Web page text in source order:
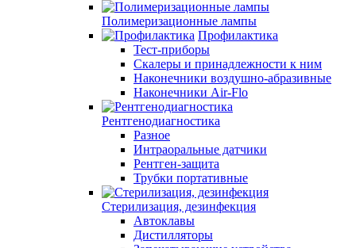
Полимеризационные лампы
Профилактика
Тест-приборы
Скалеры и принадлежности к ним
Наконечники воздушно-абразивные
Наконечники Air-Flo
Рентгенодиагностика
Разное
Интраоральные датчики
Рентген-защита
Трубки портативные
Стерилизация, дезинфекция
Автоклавы
Дистилляторы